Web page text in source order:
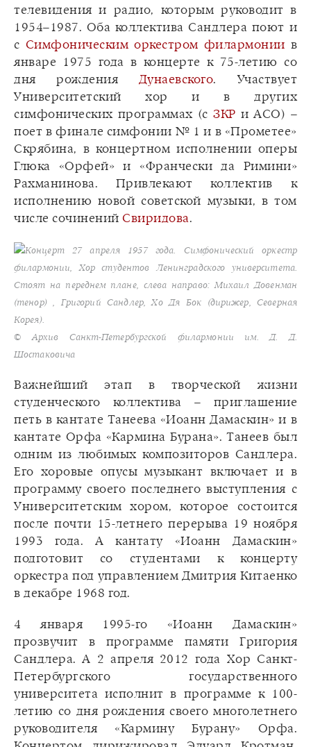
телевидения и радио, которым руководит в
1954–1987. Оба коллектива Сандлера поют и
с Симфоническим оркестром филармонии в
январе 1975 года в концерте к 75-летию со
дня рождения Дунаевского. Участвует
Университетский хор и в других
симфонических программах (с ЗКР и АСО) –
поет в финале симфонии № 1 и в «Прометее»
Скрябина, в концертном исполнении оперы
Глюка «Орфей» и «Франчески да Римини»
Рахманинова. Привлекают коллектив к
исполнению новой советской музыки, в том
числе сочинений Свиридова.
Концерт 27 апреля 1957 года. Симфонический оркестр
филармонии, Хор студентов Ленинградского университета.
Стоят на переднем плане, слева направо: Михаил Довенман
(тенор) , Григорий Сандлер, Хо Дя Бок (дирижер, Северная
Корея).
© Архив Санкт-Петербургской филармонии им. Д. Д.
Шостаковича
Важнейший этап в творческой жизни
студенческого коллектива – приглашение
петь в кантате Танеева «Иоанн Дамаскин» и в
кантате Орфа «Кармина Бурана». Танеев был
одним из любимых композиторов Сандлера.
Его хоровые опусы музыкант включает и в
программу своего последнего выступления с
Университетским хором, которое состоится
после почти 15-летнего перерыва 19 ноября
1993 года. А кантату «Иоанн Дамаскин»
подготовит со студентами к концерту
оркестра под управлением Дмитрия Китаенко
в декабре 1968 год.
4 января 1995-го «Иоанн Дамаскин»
прозвучит в программе памяти Григория
Сандлера. А 2 апреля 2012 года Хор Санкт-
Петербургского государственного
университета исполнит в программе к 100-
летию со дня рождения своего многолетнего
руководителя «Кармину Бурану» Орфа.